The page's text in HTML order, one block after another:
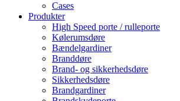
Cases
Produkter
High Speed porte / rulleporte
Kølerumsdøre
Bændelgardiner
Branddøre
Brand- og sikkerhedsdøre
Sikkerhedsdøre
Brandgardiner